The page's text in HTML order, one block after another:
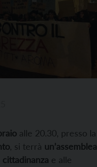
alle 20.30, presso la
, si terrà un’assemblea
e alle